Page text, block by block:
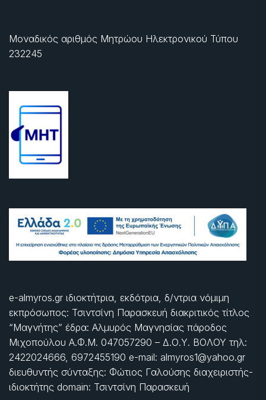
Μοναδικός αριθμός Μητρώου Ηλεκτρονικού Τύπου
232245
e-almyros.gr ιδιοκτήτρια, εκδότρια, δ/ντρια νόμιμη
εκπρόσωπος: Τσιντσίνη Παρασκευή διακριτικός τίτλος
“Μαγνήτης” έδρα: Αλμυρός Μαγνησίας πάροδος
Μιχοπούλου Α.Φ.Μ. 047057290 – Δ.Ο.Υ. ΒΟΛΟΥ τηλ:
2422024666, 6972455190 e-mail: almyros1@yahoo.gr
διευθυντής σύνταξης: Φώτιος Γαλούσης διαχειριστής-
ιδιοκτήτης domain: Τσιντσίνη Παρασκευή